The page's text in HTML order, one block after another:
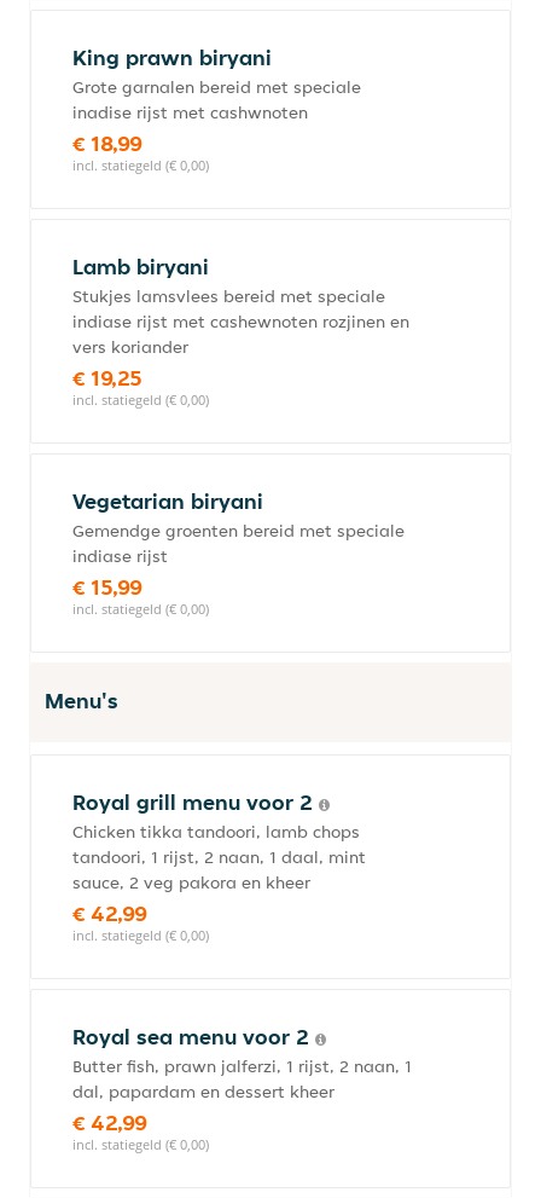
King prawn biryani
Grote garnalen bereid met speciale
inadise rijst met cashwnoten
€ 18,99
incl. statiegeld (€ 0,00)
Lamb biryani
Stukjes lamsvlees bereid met speciale
indiase rijst met cashewnoten rozjinen en
vers koriander
€ 19,25
incl. statiegeld (€ 0,00)
Vegetarian biryani
Gemendge groenten bereid met speciale
indiase rijst
€ 15,99
incl. statiegeld (€ 0,00)
Menu's
Royal grill menu voor 2
Chicken tikka tandoori, lamb chops
tandoori, 1 rijst, 2 naan, 1 daal, mint
sauce, 2 veg pakora en kheer
€ 42,99
incl. statiegeld (€ 0,00)
Royal sea menu voor 2
Butter fish, prawn jalferzi, 1 rijst, 2 naan, 1
dal, papardam en dessert kheer
€ 42,99
incl. statiegeld (€ 0,00)